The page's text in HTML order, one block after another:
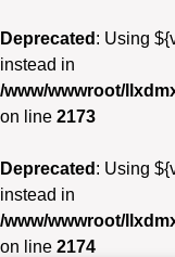
Deprecated : Using
instead in
/www/wwwroot/
on line 2173
Deprecated : Using
instead in
/www/wwwroot/
on line 2174